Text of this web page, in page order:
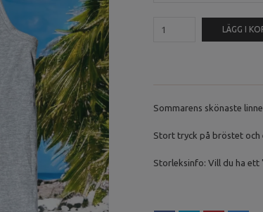
LÄGG I
Sommarens skönaste
Stort tryck på bröstet och
Storleksinfo: Vill du ha ett